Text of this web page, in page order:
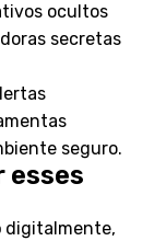
ocultos
secretas
seguro.
esses
digitalmente,